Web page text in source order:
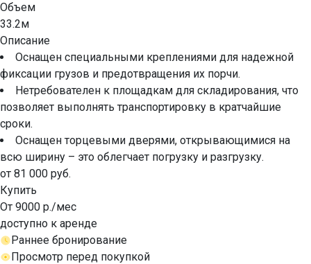
Объем
33.2м
Описание
Оснащен специальными креплениями для надежной
фиксации грузов и предотвращения их порчи.
Нетребователен к площадкам для складирования, что
позволяет выполнять транспортировку в кратчайшие
сроки.
Оснащен торцевыми дверями, открывающимися на
всю ширину – это облегчает погрузку и разгрузку.
от 81 000 руб.
Купить
От 9000 р./мес
доступно к аренде
Раннее бронирование
Просмотр перед покупкой